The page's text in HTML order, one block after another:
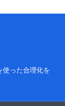
使った合理化を